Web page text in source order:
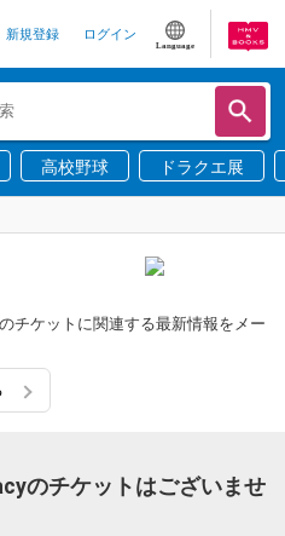
新規登録 ログイン
Language
高校野球 ドラクエ展
チケットに関連する最新情報をメー
のチケットはございませ